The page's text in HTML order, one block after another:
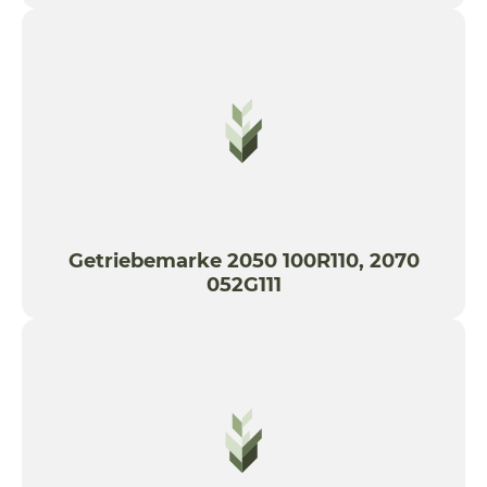
Getriebemarke 2050 100R110, 2070
052G111